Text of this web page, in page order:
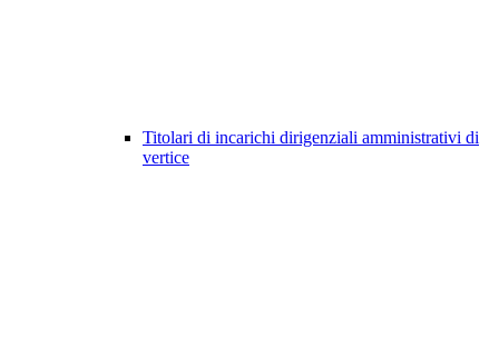
Titolari di incarichi dirigenziali amministrativi di
vertice